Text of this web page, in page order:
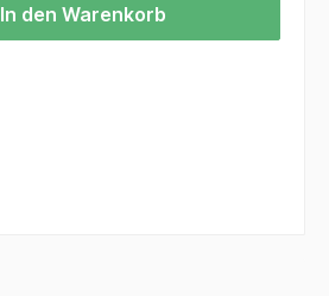
In den Warenkorb